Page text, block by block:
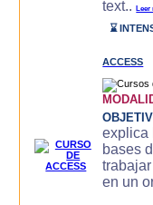
text..Leer
⌛
ACCESS
explica
bases
en un